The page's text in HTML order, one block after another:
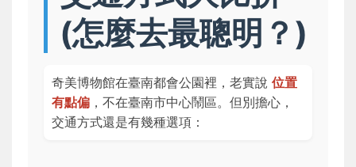
(怎麼去最聰明？)
奇美博物館在臺南都會公園裡，老實說 位置
有點偏 ，不在臺南市中心鬧區。但別擔心，
交通方式還是有幾種選項：